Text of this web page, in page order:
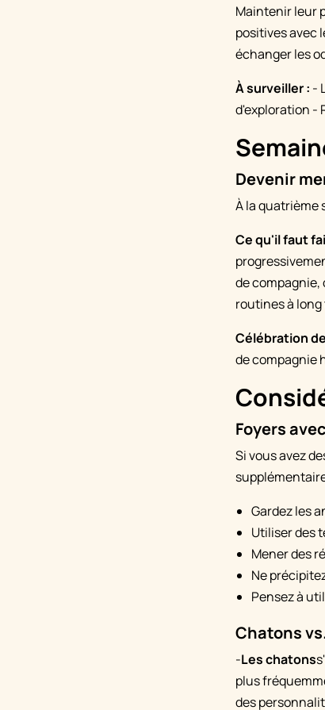
Maintenir leur
positives avec
échanger les
À surveiller : -
d'exploration -
Devenir
À la quatrième
Ce qu'il faut
de compagnie,
routines à
Célébration
de compagnie
Foyers
Si vous avez
Gardez les
Utiliser des
Mener des
Ne
Pensez à
Chatons
-Les chatons
plus
des